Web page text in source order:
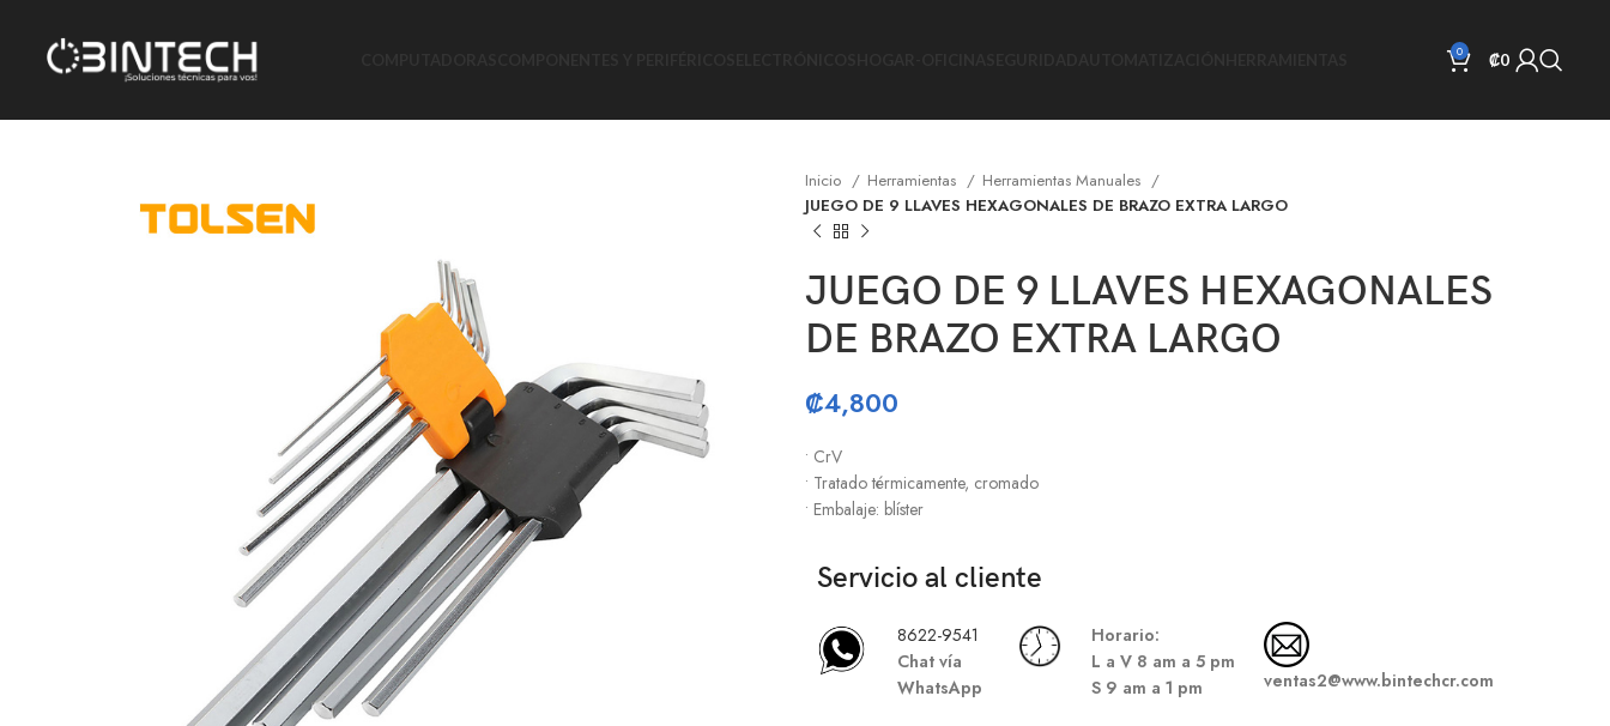
0 ₡0
Inicio Herramientas
Herramientas Manuales
JUEGO DE 9 LLAVES HEXAGONALES DE BRAZO EXTRA LARGO
JUEGO DE 9 LLAVES HEXAGONALES
DE BRAZO EXTRA LARGO
₡4,800
• CrV
• Tratado térmicamente, cromado
• Embalaje: blíster
Servicio al cliente
8622-9541
Chat vía
WhatsApp
Horario:
L a V 8 am a 5 pm
S9 am a 1 pm ventas2@www.bintechcr.com